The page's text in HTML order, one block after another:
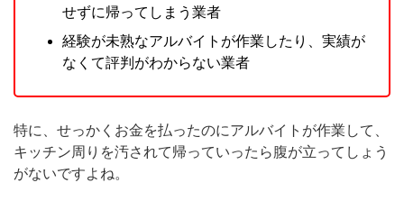
せずに帰ってしまう業者
経験が未熟なアルバイトが作業したり、実績が
なくて評判がわからない業者
特に、せっかくお金を払ったのにアルバイトが作業して、
キッチン周りを汚されて帰っていったら腹が立ってしょう
がないですよね。